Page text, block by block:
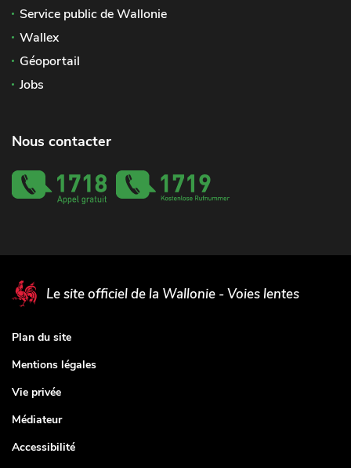
Service public de Wallonie
Wallex
Géoportail
Jobs
Nous contacter
Le site officiel de la Wallonie - Voies lentes
Plan du site
Mentions légales
Vie privée
Médiateur
Accessibilité